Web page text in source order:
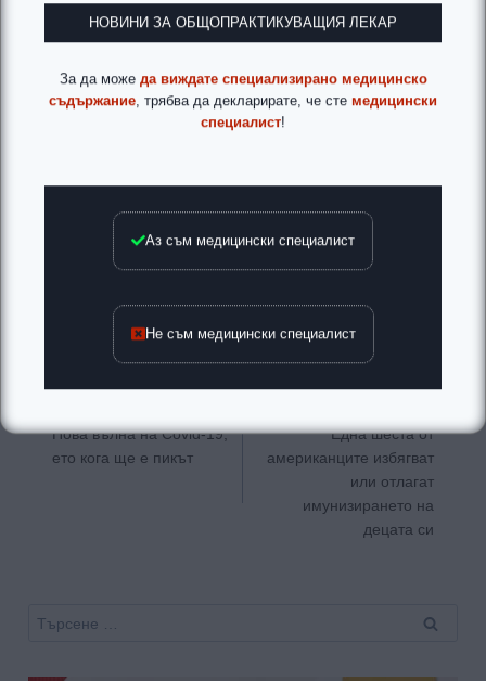
Нова вълна на Covid-19,
ето кога ще е пикът
Една шеста от
американците избягват
или отлагат
имунизирането на
децата си
Търсене
НОВИНИ ЗА ОБЩОПРАКТИКУВАЩИЯ ЛЕКАР
За да може да виждате специализирано медицинско
съдържание , трябва да декларирате, че сте медицински
специалист!
Аз съм медицински специалист
Не съм медицински специалист